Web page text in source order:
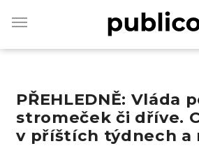
main
PŘEHLEDNĚ: Vláda
stromeček či dříve.
v příštích týdnech a
Vyhledávejte na Publiku